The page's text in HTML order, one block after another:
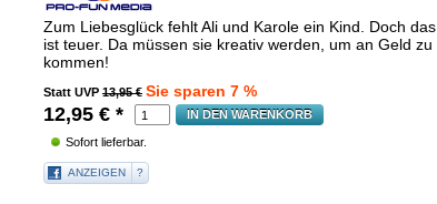
Zum Liebesglück fehlt Ali und Karole ein Kind. Doch das
ist teuer. Da müssen sie kreativ werden, um an Geld zu
kommen!
Statt UVP 13,95 € Sie sparen 7 %
12,95 € * IN DEN WARENKORB
Sofort lieferbar.
ANZEIGEN ?